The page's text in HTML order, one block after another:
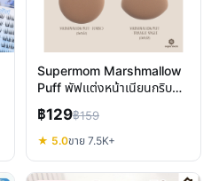
Supermom Marshmallow
Puff พัฟแต่งหน้าเนียนกริบ
นุ่มฟู ลงรองพื้นสวย
฿129฿159
★ 5.0ขาย 7.5K+